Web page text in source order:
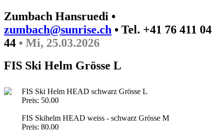
Zumbach Hansruedi •
zumbach@sunrise.ch • Tel. +41 76 411 04
44 • Mi, 25.03.2026
FIS Ski Helm Grösse L
FIS Ski Helm HEAD schwarz Grösse L
Preis: 50.00
FIS Skihelm HEAD weiss - schwarz Grösse M
Preis: 80.00